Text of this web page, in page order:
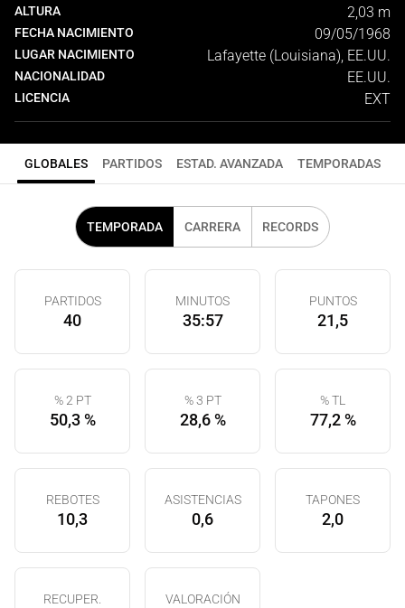
ALTURA 2,03 m
FECHA NACIMIENTO 09/05/1968
LUGAR NACIMIENTO Lafayette (Louisiana), EE.UU.
NACIONALIDAD EE.UU.
LICENCIA EXT
GLOBALES PARTIDOS ESTAD. AVANZADA TEMPORADAS
TEMPORADA CARRERA RECORDS
PARTIDOS
40
MINUTOS
35:57
PUNTOS
21,5
% 2 PT
50,3 %
% 3 PT
28,6 %
% TL
77,2 %
REBOTES
10,3
ASISTENCIAS
0,6
TAPONES
2,0
RECUPER. VALORACIÓN